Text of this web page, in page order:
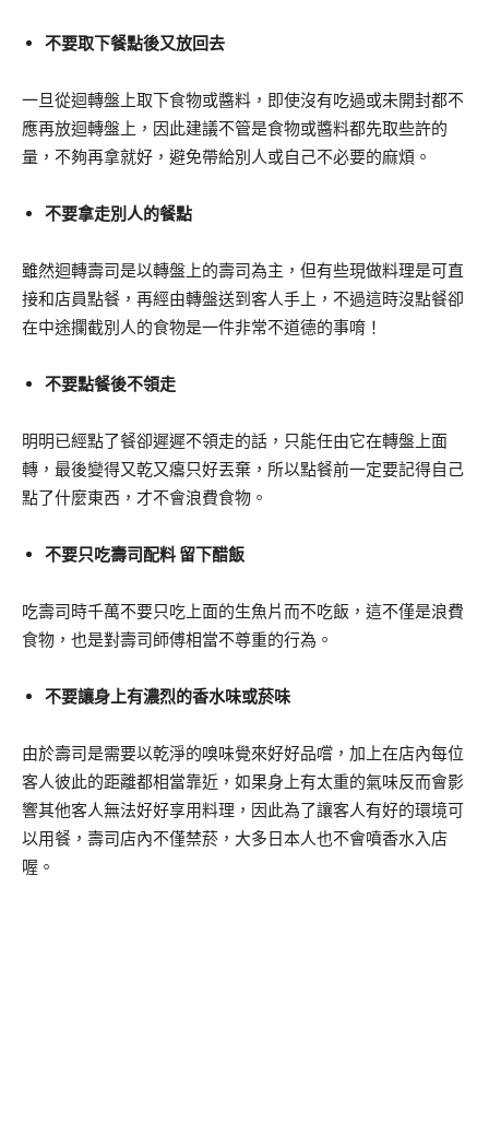
不要取下餐點後又放回去
一旦從迴轉盤上取下食物或醬料，即使沒有吃過或未開封都不
應再放迴轉盤上，因此建議不管是食物或醬料都先取些許的
量，不夠再拿就好，避免帶給別人或自己不必要的麻煩。
不要拿走別人的餐點
雖然迴轉壽司是以轉盤上的壽司為主，但有些現做料理是可直
接和店員點餐，再經由轉盤送到客人手上，不過這時沒點餐卻
在中途攔截別人的食物是一件非常不道德的事唷！
不要點餐後不領走
明明已經點了餐卻遲遲不領走的話，只能任由它在轉盤上面
轉，最後變得又乾又癟只好丟棄，所以點餐前一定要記得自己
點了什麼東西，才不會浪費食物。
不要只吃壽司配料 留下醋飯
吃壽司時千萬不要只吃上面的生魚片而不吃飯，這不僅是浪費
食物，也是對壽司師傅相當不尊重的行為。
不要讓身上有濃烈的香水味或菸味
由於壽司是需要以乾淨的嗅味覺來好好品嚐，加上在店內每位
客人彼此的距離都相當靠近，如果身上有太重的氣味反而會影
響其他客人無法好好享用料理，因此為了讓客人有好的環境可
以用餐，壽司店內不僅禁菸，大多日本人也不會噴香水入店
喔。